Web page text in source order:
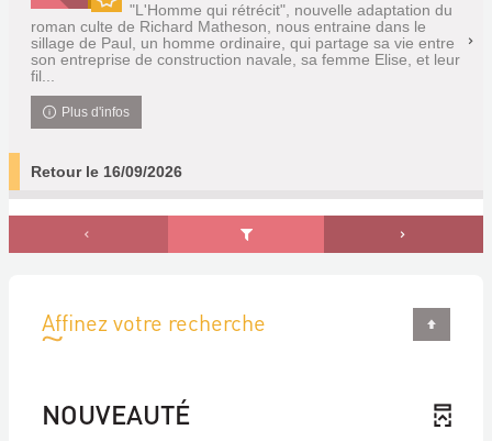
Nouveauté
"L'Homme qui rétrécit", nouvelle adaptation du
roman culte de Richard Matheson, nous entraine dans le
sillage de Paul, un homme ordinaire, qui partage sa vie entre
son entreprise de construction navale, sa femme Elise, et leur
fil...
Plus d'infos
Retour le 16/09/2026
Affinez votre recherche
NOUVEAUTÉ